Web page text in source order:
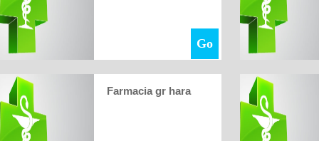
Go
Farmacia gr hara